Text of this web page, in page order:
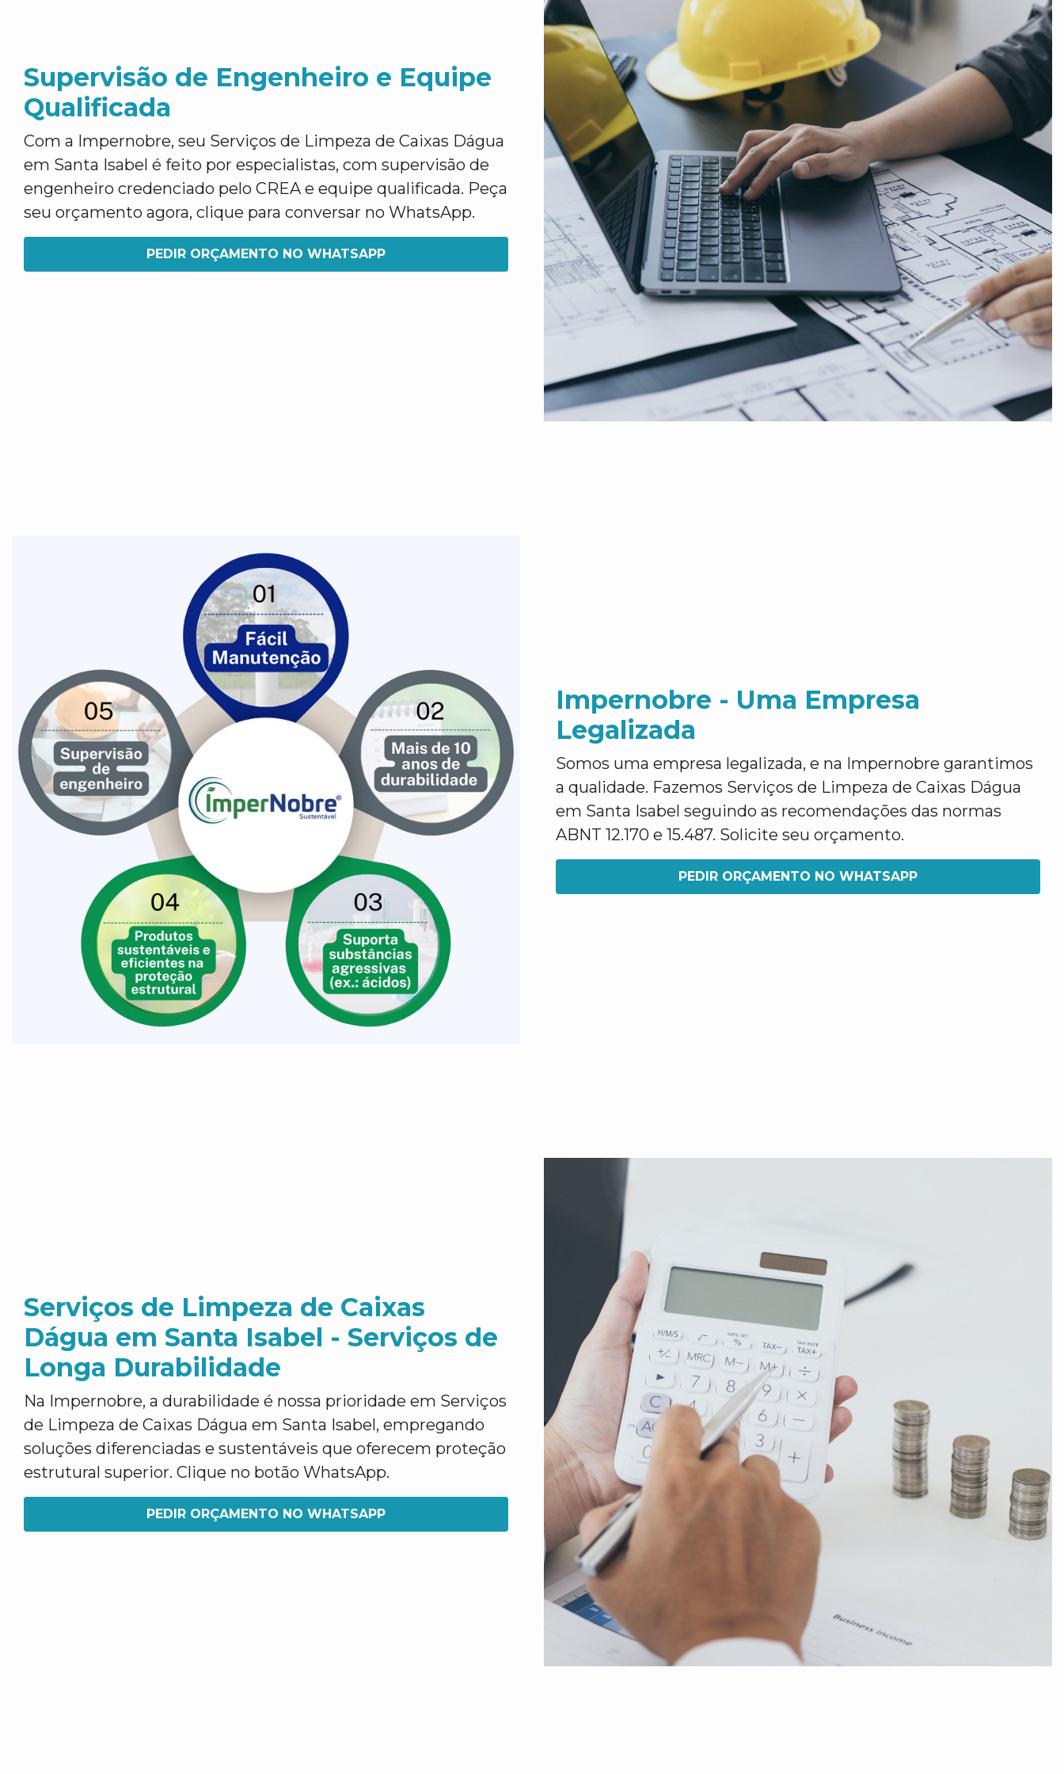
Supervisão de Engenheiro e Equipe
Qualificada
Com a Impernobre, seu Serviços de Limpeza de Caixas Dágua
em Santa Isabel é feito por especialistas, com supervisão de
engenheiro credenciado pelo CREA e equipe qualificada. Peça
seu orçamento agora, clique para conversar no WhatsApp.
PEDIR ORÇAMENTO NO WHATSAPP
Impernobre - Uma Empresa
Legalizada
Somos uma empresa legalizada, e na Impernobre garantimos
a qualidade. Fazemos Serviços de Limpeza de Caixas Dágua
em Santa Isabel seguindo as recomendações das normas
ABNT 12.170 e 15.487. Solicite seu orçamento.
PEDIR ORÇAMENTO NO WHATSAPP
Serviços de Limpeza de Caixas
Dágua em Santa Isabel - Serviços de
Longa Durabilidade
Na Impernobre, a durabilidade é nossa prioridade em Serviços
de Limpeza de Caixas Dágua em Santa Isabel, empregando
soluções diferenciadas e sustentáveis que oferecem proteção
estrutural superior. Clique no botão WhatsApp.
PEDIR ORÇAMENTO NO WHATSAPP